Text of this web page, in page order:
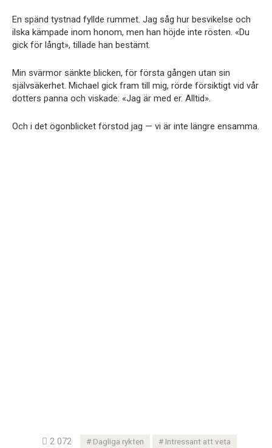
En spänd tystnad fyllde rummet. Jag såg hur besvikelse och
ilska kämpade inom honom, men han höjde inte rösten. «Du
gick för långt», tillade han bestämt.
Min svärmor sänkte blicken, för första gången utan sin
självsäkerhet. Michael gick fram till mig, rörde försiktigt vid vår
dotters panna och viskade: «Jag är med er. Alltid».
Och i det ögonblicket förstod jag — vi är inte längre ensamma.
2 072 Dagliga rykten Intressant att veta